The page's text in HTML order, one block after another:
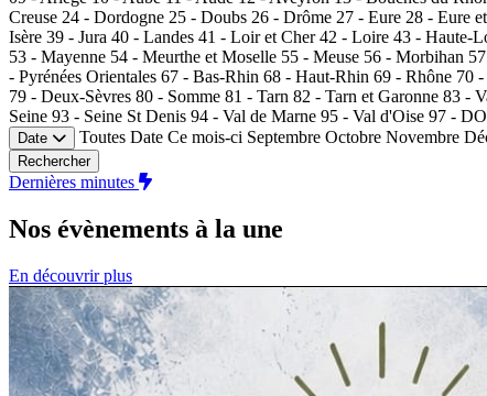
Creuse 24 - Dordogne 25 - Doubs 26 - Drôme 27 - Eure 28 - Eure
Isère 39 - Jura 40 - Landes 41 - Loir et Cher 42 - Loire 43 - Haute-
53 - Mayenne 54 - Meurthe et Moselle 55 - Meuse 56 - Morbihan
- Pyrénées Orientales 67 - Bas-Rhin 68 - Haut-Rhin 69 - Rhône 70 -
79 - Deux-Sèvres 80 - Somme 81 - Tarn 82 - Tarn et Garonne 83 -
Seine 93 - Seine St Denis 94 - Val de Marne 95 - Val d'Oise 97 -
Date Toutes Date Ce mois-ci Septembre Octobre Novembre
Rechercher
Dernières minutes
Nos évènements à la une
En découvrir plus